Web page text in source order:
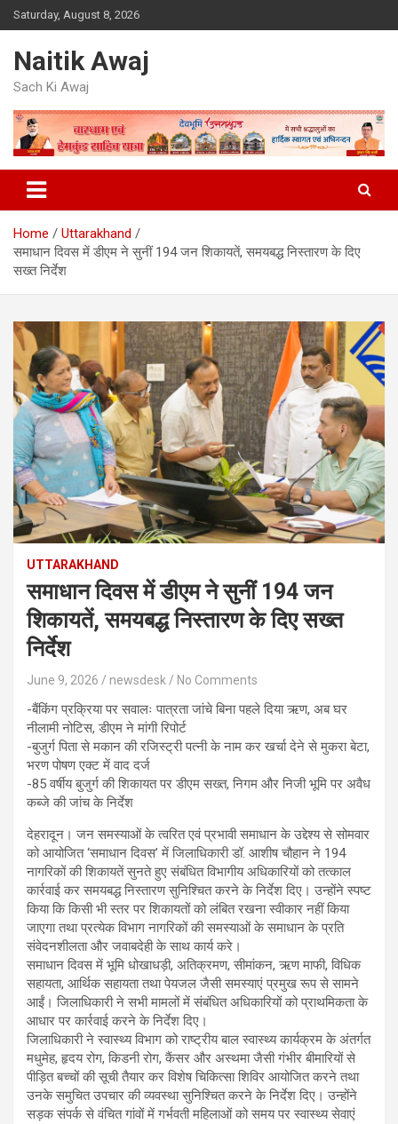
Skip
to
Saturday, August 8, 2026
Naitik Awaj
Sach Ki Awaj
Home
Uttarakhand
समाधान दिवस में डीएम ने सुनीं 194 जन शिकायतें, समयबद्ध निस्तारण के दिए
सख्त निर्देश
UTTARAKHAND
समाधान दिवस में डीएम ने सुनीं 194 जन
शिकायतें, समयबद्ध निस्तारण के दिए सख्त
निर्देश
June 9, 2026 newsdesk No Comments
-बैंकिंग प्रक्रिया पर सवालः पात्रता जांचे बिना पहले दिया ऋण, अब घर
नीलामी नोटिस, डीएम ने मांगी रिपोर्ट
-बुजुर्ग पिता से मकान की रजिस्ट्री पत्नी के नाम कर खर्चा देने से मुकरा बेटा,
भरण पोषण एक्ट में वाद दर्ज
-85 वर्षीय बुजुर्ग की शिकायत पर डीएम सख्त, निगम और निजी भूमि पर अवैध
कब्जे की जांच के निर्देश
देहरादून। जन समस्याओं के त्वरित एवं प्रभावी समाधान के उद्देश्य से सोमवार
को आयोजित ‘समाधान दिवस’ में जिलाधिकारी डॉ. आशीष चौहान ने 194
नागरिकों की शिकायतें सुनते हुए संबंधित विभागीय अधिकारियों को तत्काल
कार्रवाई कर समयबद्ध निस्तारण सुनिश्चित करने के निर्देश दिए। उन्होंने स्पष्ट
किया कि किसी भी स्तर पर शिकायतों को लंबित रखना स्वीकार नहीं किया
जाएगा तथा प्रत्येक विभाग नागरिकों की समस्याओं के समाधान के प्रति
संवेदनशीलता और जवाबदेही के साथ कार्य करे।
समाधान दिवस में भूमि धोखाधड़ी, अतिक्रमण, सीमांकन, ऋण माफी, विधिक
सहायता, आर्थिक सहायता तथा पेयजल जैसी समस्याएं प्रमुख रूप से सामने
आईं। जिलाधिकारी ने सभी मामलों में संबंधित अधिकारियों को प्राथमिकता के
आधार पर कार्रवाई करने के निर्देश दिए।
जिलाधिकारी ने स्वास्थ्य विभाग को राष्ट्रीय बाल स्वास्थ्य कार्यक्रम के अंतर्गत
मधुमेह, हृदय रोग, किडनी रोग, कैंसर और अस्थमा जैसी गंभीर बीमारियों से
पीड़ित बच्चों की सूची तैयार कर विशेष चिकित्सा शिविर आयोजित करने तथा
उनके समुचित उपचार की व्यवस्था सुनिश्चित करने के निर्देश दिए। उन्होंने
सड़क संपर्क से वंचित गांवों में गर्भवती महिलाओं को समय पर स्वास्थ्य सेवाएं